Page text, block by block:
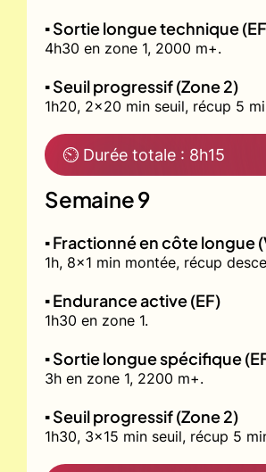
▪️ Sortie longue technique
4h30 en zone 1, 2000 m+.
▪️ Seuil progressif (Zone 2)
1h20, 2x20 min seuil, récup 5
⏲ Durée totale : 8h15
Semaine 9
▪️ Fractionné en côte longue
1h, 8x1 min montée, récup
▪️ Endurance active (EF)
1h30 en zone 1.
▪️ Sortie longue spécifique
3h en zone 1, 2200 m+.
▪️ Seuil progressif (Zone 2)
1h30, 3x15 min seuil, récup 5